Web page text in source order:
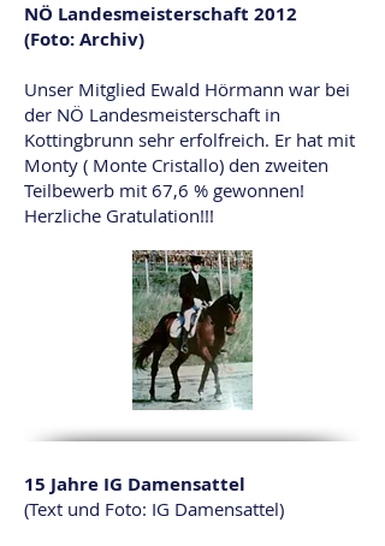
NÖ Landesmeisterschaft 2012
(Foto: Archiv)
Unser Mitglied Ewald Hörmann war bei
der NÖ Landesmeisterschaft in
Kottingbrunn sehr erfolfreich. Er hat mit
Monty ( Monte Cristallo) den zweiten
Teilbewerb mit 67,6 % gewonnen!
Herzliche Gratulation!!!
15 Jahre IG Damensattel
(Text und Foto: IG Damensattel)